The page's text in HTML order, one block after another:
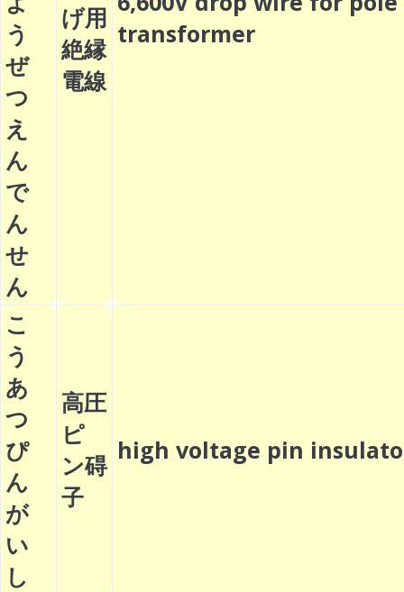
う
ぜ
つ
え
ん
で
ん
せ
ん
げ用
絶縁
電線
transformer
こ
う
あ
つ
ぴ
ん
が
い
し
高圧
ピ
ン碍
子
high voltage pin